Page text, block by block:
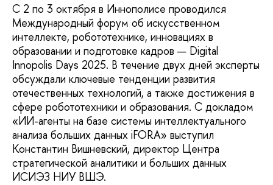
С 2 по 3 октября в Иннополисе проводился
Международный форум об искусственном
интеллекте, робототехнике, инновациях в
образовании и подготовке кадров — Digital
Innopolis Days 2025. В течение двух дней эксперты
обсуждали ключевые тенденции развития
отечественных технологий, а также достижения в
сфере робототехники и образования. С докладом
«ИИ-агенты на базе системы интеллектуального
анализа больших данных iFORA» выступил
Константин Вишневский, директор Центра
стратегической аналитики и больших данных
ИСИЭЗ НИУ ВШЭ.